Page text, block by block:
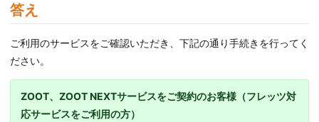
答え
ご利用のサービスをご確認いただき、下記の通り手続きを行ってく
ださい。
ZOOT、ZOOT NEXTサービスをご契約のお客様（フレッツ対
応サービスをご利用の方）